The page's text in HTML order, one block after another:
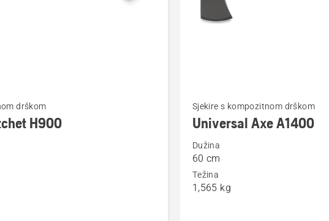
drškom
H900
više
detalja
Universal
Axe
Sjekire s kompozitnom drškom
Universal Axe A1400
Dužina
60 cm
Težina
1,565 kg